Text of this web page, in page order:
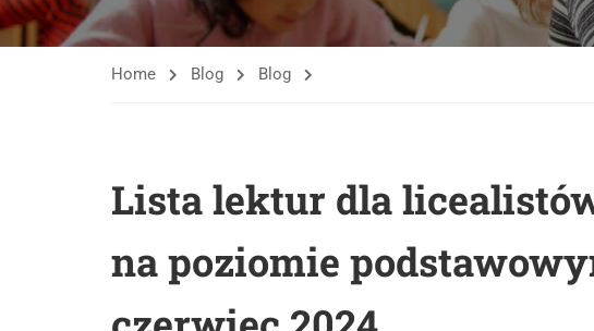
Home Blog Blog
Lista lektur dla
na poziomie